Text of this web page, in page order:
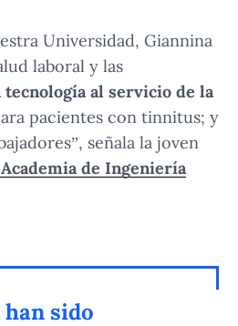
Universidad, Giannina
laboral y las
al servicio de la
pacientes con tinnitus; y
señala la joven
de Ingeniería
sido